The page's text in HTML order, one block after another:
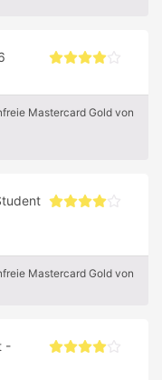
Mastercard Gold von
Mastercard Gold von
-